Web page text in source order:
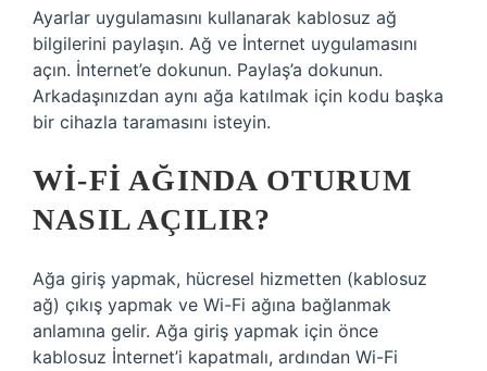
Ayarlar uygulamasını kullanarak kablosuz ağ
bilgilerini paylaşın. Ağ ve İnternet uygulamasını
açın. İnternet’e dokunun. Paylaş’a dokunun.
Arkadaşınızdan aynı ağa katılmak için kodu başka
bir cihazla taramasını isteyin.
WI-FI AĞINDA OTURUM
NASIL AÇILIR?
Ağa giriş yapmak, hücresel hizmetten (kablosuz
ağ) çıkış yapmak ve Wi-Fi ağına bağlanmak
anlamına gelir. Ağa giriş yapmak için önce
kablosuz İnternet’i kapatmalı, ardından Wi-Fi